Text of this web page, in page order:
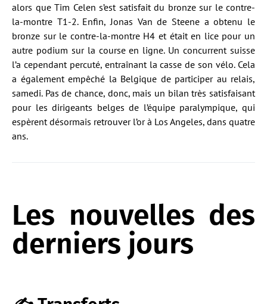
alors que Tim Celen s’est satisfait du bronze sur le contre-
la-montre T1-2. Enfin, Jonas Van de Steene a obtenu le
bronze sur le contre-la-montre H4 et était en lice pour un
autre podium sur la course en ligne. Un concurrent suisse
l’a cependant percuté, entraînant la casse de son vélo. Cela
a également empêché la Belgique de participer au relais,
samedi. Pas de chance, donc, mais un bilan très satisfaisant
pour les dirigeants belges de l’équipe paralympique, qui
espèrent désormais retrouver l’or à Los Angeles, dans quatre
ans.
Les nouvelles des
derniers jours